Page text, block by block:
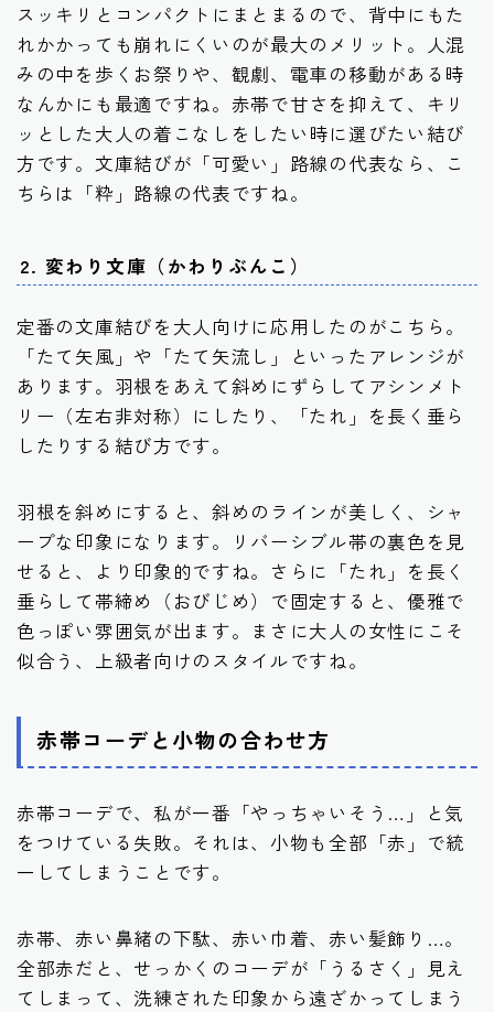
スッキリとコンパクトにまとまるので、背中にもた
れかかっても崩れにくいのが最大のメリット。人混
みの中を歩くお祭りや、観劇、電車の移動がある時
なんかにも最適ですね。 赤帯で甘さを抑えて、キリ
ッとした大人の着こなし をしたい時に選びたい結び
方です。文庫結びが「可愛い」路線の代表なら、こ
ちらは「粋」路線の代表ですね。
2. 変わり文庫（かわりぶんこ）
定番の文庫結びを大人向けに応用したのがこちら。
「たて矢風」や「たて矢流し」といったアレンジが
あります。羽根をあえて斜めにずらしてアシンメト
リー（左右非対称）にしたり、「たれ」を長く垂ら
したりする結び方です。
羽根を斜めにすると、斜めのラインが美しく、シャ
ープな印象になります。リバーシブル帯の裏色を見
せると、より印象的ですね。さらに「たれ」を長く
垂らして帯締め（おびじめ）で固定すると、優雅で
色っぽい雰囲気が出ます。まさに大人の女性にこそ
似合う、上級者向けのスタイルですね。
赤帯コーデと小物の合わせ方
赤帯コーデで、私が一番「やっちゃいそう…」と気
をつけている失敗。それは、小物も全部「赤」で統
一してしまうことです。
赤帯、赤い鼻緒の下駄、赤い巾着、赤い髪飾り…。
全部赤だと、せっかくのコーデが「うるさく」見え
てしまって、洗練された印象から遠ざかってしまう